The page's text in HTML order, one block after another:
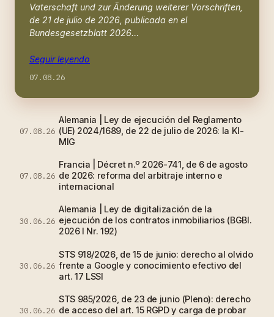
Vaterschaft und zur Änderung weiterer Vorschriften,
de 21 de julio de 2026, publicada en el
Bundesgesetzblatt 2026…
Seguir leyendo
07.08.26
07.08.26
Alemania | Ley de ejecución del Reglamento
(UE) 2024/1689, de 22 de julio de 2026: la KI-
MIG
07.08.26
Francia | Décret n.º 2026-741, de 6 de agosto
de 2026: reforma del arbitraje interno e
internacional
30.06.26
Alemania | Ley de digitalización de la
ejecución de los contratos inmobiliarios (BGBl.
2026 I Nr. 192)
30.06.26
STS 918/2026, de 15 de junio: derecho al olvido
frente a Google y conocimiento efectivo del
art. 17 LSSI
30.06.26
STS 985/2026, de 23 de junio (Pleno): derecho
de acceso del art. 15 RGPD y carga de probar